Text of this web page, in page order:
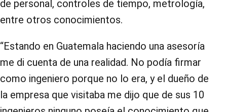
de personal, controles de tiempo, metrología,
entre otros conocimientos.
“Estando en Guatemala haciendo una asesoría
me di cuenta de una realidad. No podía firmar
como ingeniero porque no lo era, y el dueño de
la empresa que visitaba me dijo que de sus 10